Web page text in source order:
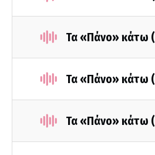
Τα «Πάνο» κάτω
Τα «Πάνο» κάτω
Τα «Πάνο» κάτω